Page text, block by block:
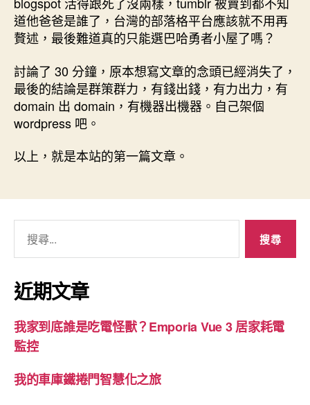
道他爸爸是誰了，台灣的部落格平台應該就不用再
贅述，最後難道真的只能選巴哈勇者小屋了嗎？
討論了 30 分鐘，原本想寫文章的念頭已經消失了，
最後的結論是群策群力，有錢出錢，有力出力，有
domain 出 domain，有機器出機器。自己架個
wordpress 吧。
以上，就是本站的第一篇文章。
鍵
字:
近期文章
我家到底誰是吃電怪獸？Emporia Vue 3 居家耗電
監控
我的車庫鐵捲門智慧化之旅